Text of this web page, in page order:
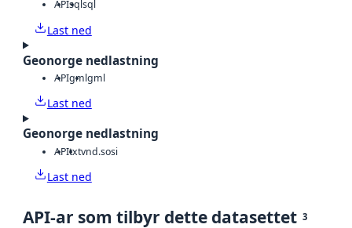
APIsqlsql
Last ned
Geonorge nedlastning
APIgmlgml
Last ned
Geonorge nedlastning
APItxtvnd.sosi
Last ned
API-ar som tilbyr dette datasettet 3